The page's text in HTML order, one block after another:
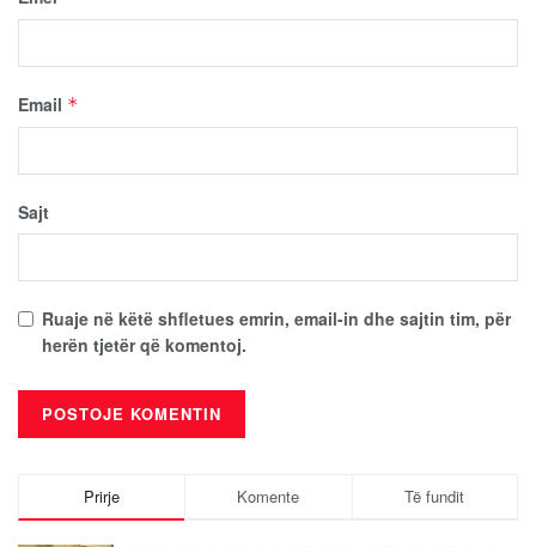
Email *
Sajt
Ruaje në këtë shfletues emrin, email-in dhe sajtin tim, për
herën tjetër që komentoj.
Prirje Komente Të fundit